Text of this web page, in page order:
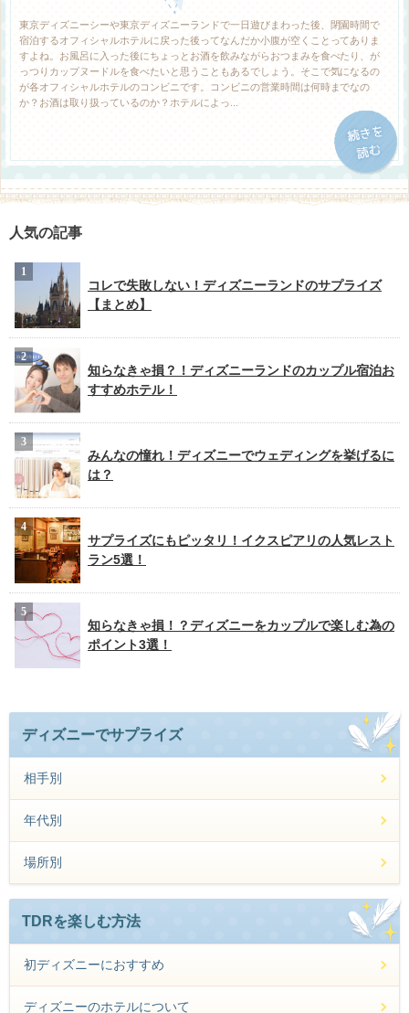
東京ディズニーシーや東京ディズニーランドで一日遊びまわった後、閉園時間で
宿泊するオフィシャルホテルに戻った後ってなんだか小腹が空くことってありま
すよね。お風呂に入った後にちょっとお酒を飲みながらおつまみを食べたり、が
っつりカップヌードルを食べたいと思うこともあるでしょう。そこで気になるの
が各オフィシャルホテルのコンビニです。コンビニの営業時間は何時までなの
か？お酒は取り扱っているのか？ホテルによっ...
人気の記事
コレで失敗しない！ディズニーランドのサプライズ
【まとめ】
知らなきゃ損？！ディズニーランドのカップル宿泊お
すすめホテル！
みんなの憧れ！ディズニーでウェディングを挙げるに
は？
サプライズにもピッタリ！イクスピアリの人気レスト
ラン5選！
知らなきゃ損！？ディズニーをカップルで楽しむ為の
ポイント3選！
ディズニーでサプライズ
相手別
年代別
場所別
TDRを楽しむ方法
初ディズニーにおすすめ
ディズニーのホテルについて